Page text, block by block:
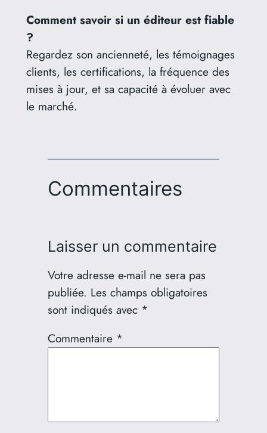
Comment savoir si un éditeur est fiable
?
Regardez son ancienneté, les témoignages
clients, les certifications, la fréquence des
mises à jour, et sa capacité à évoluer avec
le marché.
Commentaires
Laisser un commentaire
Votre adresse e-mail ne sera pas
publiée. Les champs obligatoires
sont indiqués avec *
Commentaire *